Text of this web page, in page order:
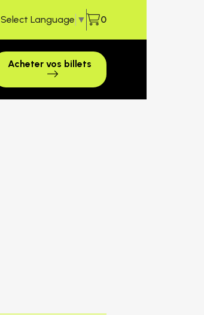
Select Language ▼ 0
Acheter vos billets